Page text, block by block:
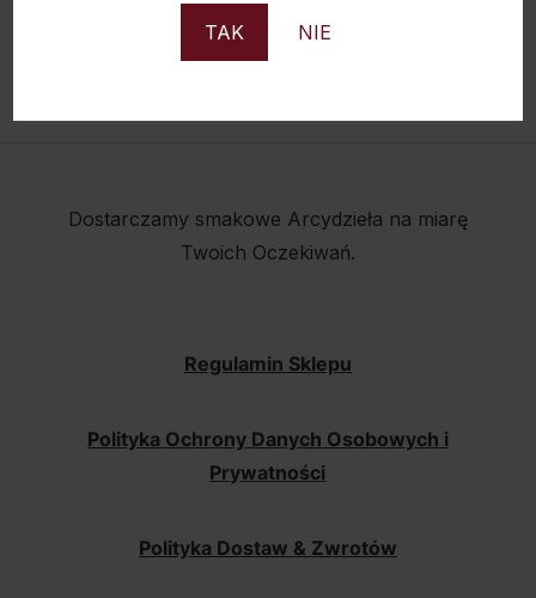
TAK NIE
Nieprzerwanie od 2007 r.
Dostarczamy smakowe Arcydzieła na miarę
Twoich Oczekiwań.
Regulamin Sklepu
Polityka Ochrony Danych Osobowych i
Prywatności
Polityka Dostaw & Zwrotów